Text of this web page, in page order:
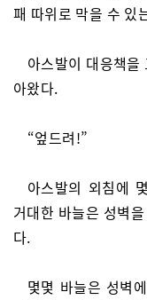
패 따위로 막을 수 있
아스발이 대응책
아왔다.
“엎드려!”
아스발의 외침에
거대한 바늘은 성벽
다.
몇몇 바늘은 성벽